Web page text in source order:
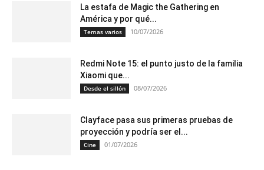
La estafa de Magic the Gathering en
América y por qué...
Temas varios 10/07/2026
Redmi Note 15: el punto justo de la familia
Xiaomi que...
Desde el sillón 08/07/2026
Clayface pasa sus primeras pruebas de
proyección y podría ser el...
Cine 01/07/2026